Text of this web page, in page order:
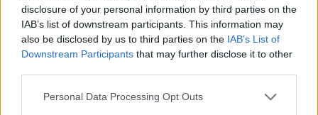
disclosure of your personal information by third parties on the
IAB’s list of downstream participants. This information may
also be disclosed by us to third parties on the IAB’s List of
Downstream Participants that may further disclose it to other
Please note that this website/app uses one or more Google
Personal Data Processing Opt Outs
με τα δύο παιδιά τους
2Η Άννα Βίσση ξετρελάθηκε με μπάντα που
έπαιζε Τσιτσάνη στο Φισκάρδο και τους
πρότεινε συνεργασία
πατέρας του, Χόρχε